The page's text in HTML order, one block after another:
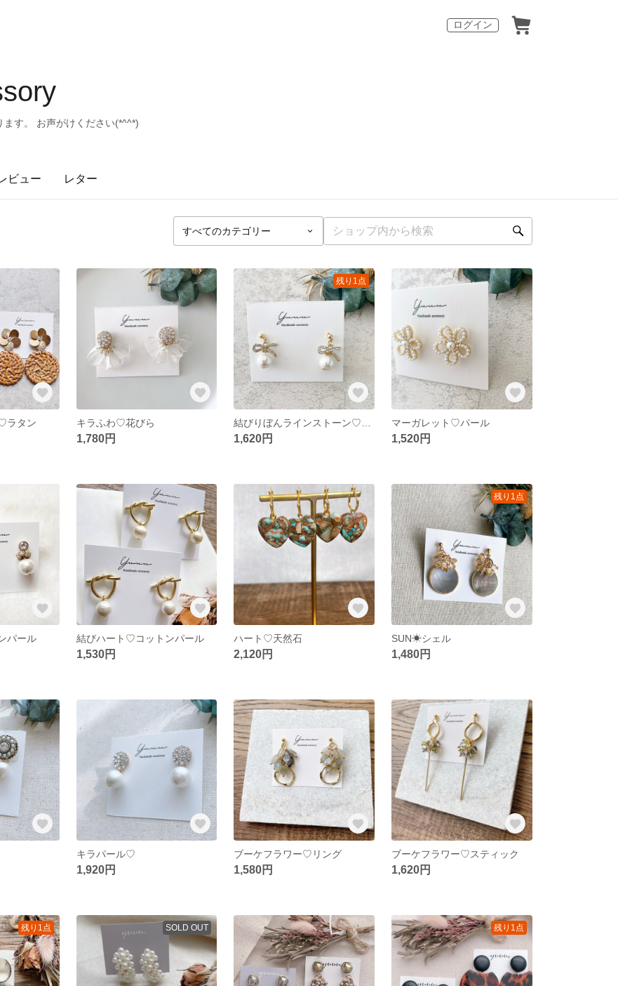
ログイン
す。 お声がけください(*^^*)
ビュー レター
ラタン キラふわ♡花びら
1,780円
残り1点
1,620円
マーガレット♡パール
1,520円
パール 結びハート♡コットンパール
1,530円
ハート♡天然石
2,120円
残り1点
SUN☀︎シェル
1,480円
キラパール♡
1,920円
ブーケフラワー♡リング
1,580円
ブーケフラワー♡スティック
1,620円
残り1点 SOLD OUT 残り1点